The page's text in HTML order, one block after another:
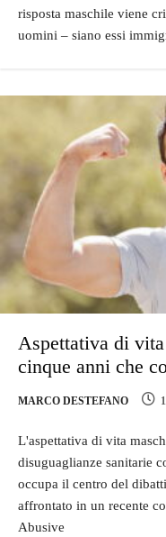
risposta maschile viene
uomini – siano essi
Aspettativa di
cinque anni che
MARCO DESTEFANO
L'aspettativa di vita
disuguaglianze sanitarie
occupa il centro del
affrontato in un recente
Abusive